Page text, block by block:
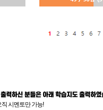
력하신 분들은 아래 학습지도 출력하
시멘토만 가능!